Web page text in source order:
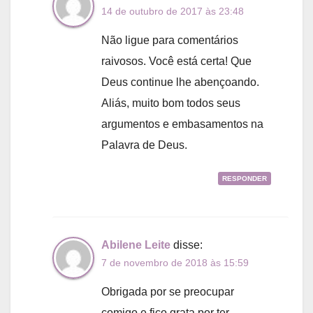
14 de outubro de 2017 às 23:48
Não ligue para comentários
raivosos. Você está certa! Que
Deus continue lhe abençoando.
Aliás, muito bom todos seus
argumentos e embasamentos na
Palavra de Deus.
RESPONDER
Abilene Leite disse:
7 de novembro de 2018 às 15:59
Obrigada por se preocupar